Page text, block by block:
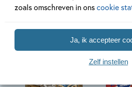
zoals omschreven in onscookie
Ja, ik accepteer
Zelf instellen